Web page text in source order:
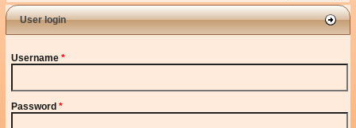
User login
Username*
Password*